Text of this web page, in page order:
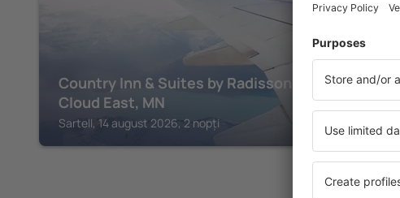
Country Inn & Suites by Radisson, St.
Cloud East, MN
Sartell, 14 august 2026, 2 nopți